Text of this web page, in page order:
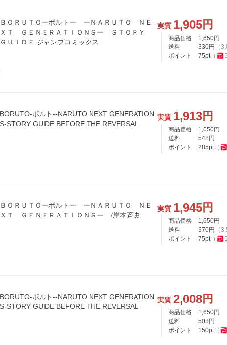
ＢＯＲＵＴＯーボルトー ーＮＡＲＵＴＯ ＮＥ
ＸＴ ＧＥＮＥＲＡＴＩＯＮＳー ＳＴＯＲＹ
ＧＵＩＤＥ ジャンプコミックス
実質 1,905円
商品価格 1,650円
送料
330円 （
ポイント
75pt（ 5
BORUTO-ボルト--NARUTO NEXT GENERATION
S-STORY GUIDE BEFORE THE REVERSAL
実質 1,913円
商品価格 1,650円
送料
548 円
ポイント
285pt（
ＢＯＲＵＴＯーボルトー ーＮＡＲＵＴＯ ＮＥ
ＸＴ ＧＥＮＥＲＡＴＩＯＮＳー /岸本斉史
実質 1,945円
商品価格 1,650円
送料
370円 （
ポイント
75pt（ 5
BORUTO-ボルト--NARUTO NEXT GENERATION
S-STORY GUIDE BEFORE THE REVERSAL
実質 2,008円
商品価格 1,650円
送料
508 円
ポイント
150pt（